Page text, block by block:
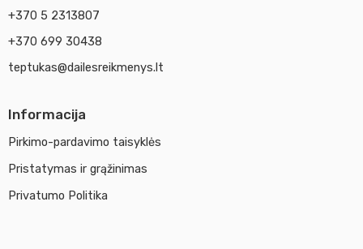
+370 5 2313807
+370 699 30438
teptukas@dailesreikmenys.lt
Informacija
Pirkimo-pardavimo taisyklės
Pristatymas ir grąžinimas
Privatumo Politika